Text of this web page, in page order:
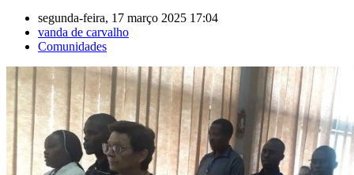
segunda-feira, 17 março 2025 17:04
vanda de carvalho
Comunidades